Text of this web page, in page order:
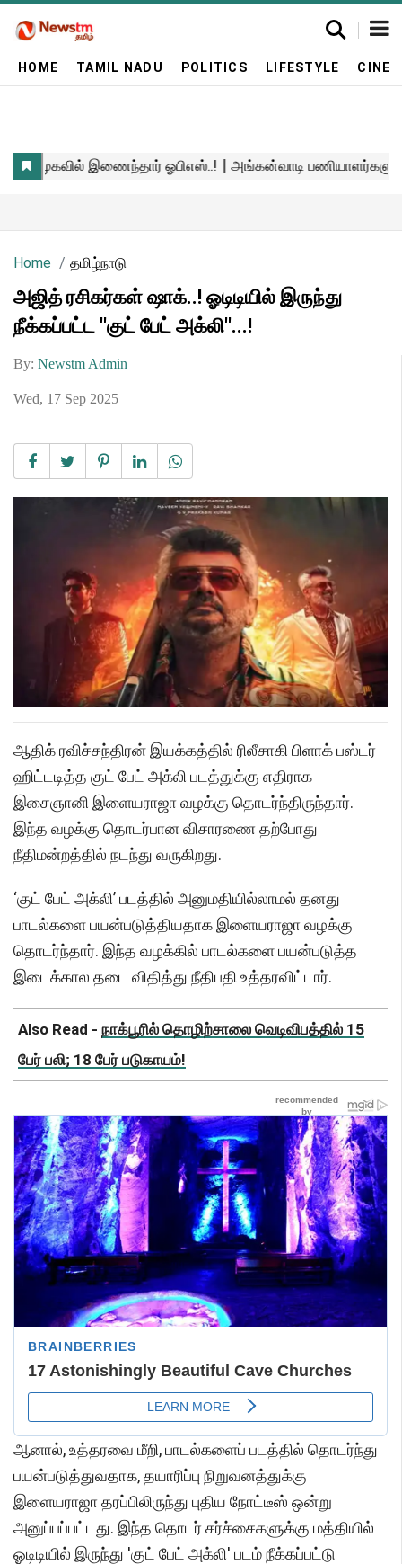
HOME TAMIL NADU POLITICS LIFESTYLE
Home தமிழ்நாடு
அஜித் ரசிகர்கள் ஷாக்..! ஓடிடியில் இருந்து
நீக்கப்பட்ட ''குட் பேட் அக்லி''...!
By: Newstm Admin
Wed, 17 Sep 2025
ஆதிக் ரவிச்சந்திரன் இயக்கத்தில் ரிலீசாகி பிளாக் பஸ்டர்
ஹிட்டடித்த குட் பேட் அக்லி படத்துக்கு எதிராக
இசைஞானி இளையராஜா வழக்கு தொடர்ந்திருந்தார்.
இந்த வழக்கு தொடர்பான விசாரணை தற்போது
நீதிமன்றத்தில் நடந்து வருகிறது.
‘குட் பேட் அக்லி’ படத்தில் அனுமதியில்லாமல் தனது
பாடல்களை பயன்படுத்தியதாக இளையராஜா வழக்கு
தொடர்ந்தார். இந்த வழக்கில் பாடல்களை பயன்படுத்த
இடைக்கால தடை விதித்து நீதிபதி உத்தரவிட்டார்.
Also Read - நாக்பூரில் தொழிற்சாலை வெடிவிபத்தில் 15
பேர் பலி; 18 பேர் படுகாயம்!
ஆனால், உத்தரவை மீறி, பாடல்களைப் படத்தில் தொடர்ந்து
பயன்படுத்துவதாக, தயாரிப்பு நிறுவனத்துக்கு
இளையராஜா தரப்பிலிருந்து புதிய நோட்டீஸ் ஒன்று
அனுப்பப்பட்டது. இந்த தொடர் சர்ச்சைகளுக்கு மத்தியில்
ஓடிடியில் இருந்து 'குட் பேட் அக்லி' படம் நீக்கப்பட்டு